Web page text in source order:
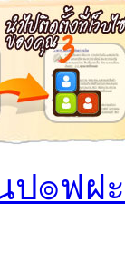
๏ฟฝ